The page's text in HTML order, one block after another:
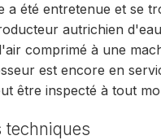
a été entretenue et se
autrichien
comprimé à une
est encore en
être inspecté à tout
techniques